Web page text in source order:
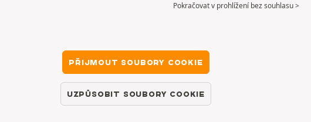
Pokračovat v prohlížení bez souhlasu >
PŘIJMOUT SOUBORY COOKIE
UZPŮSOBIT SOUBORY COOKIE